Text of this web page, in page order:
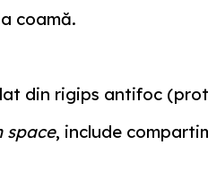
coamă.
din rigips antifoc
space, include